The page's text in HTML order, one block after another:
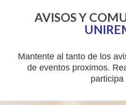
AVISOS Y
Mantente al tanto de los
de eventos proximos.
participa